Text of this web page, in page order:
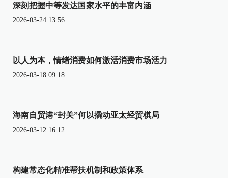
深刻把握中等发达国家水平的丰富内涵
2026-03-24 13:56
以人为本，情绪消费如何激活消费市场活力
2026-03-18 09:18
海南自贸港“封关”何以撬动亚太经贸棋局
2026-03-12 16:12
构建常态化精准帮扶机制和政策体系